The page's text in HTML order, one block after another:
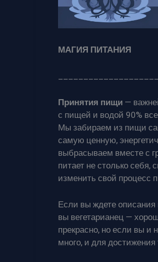
МАГИЯ ПИТАНИЯ
Принятия пищи—
с пищей и водой 90%
Мы забираем из пищи
самую ценную,
выбрасываем вместе с
питает не столько
изменить свой процесс
Если вы ждете описания
вы вегетарианец —
прекрасно, но если вы и
много, и для